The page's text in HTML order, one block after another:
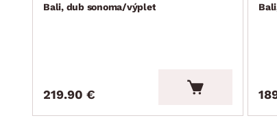
Bali, dub sonoma/výplet
219.90 €